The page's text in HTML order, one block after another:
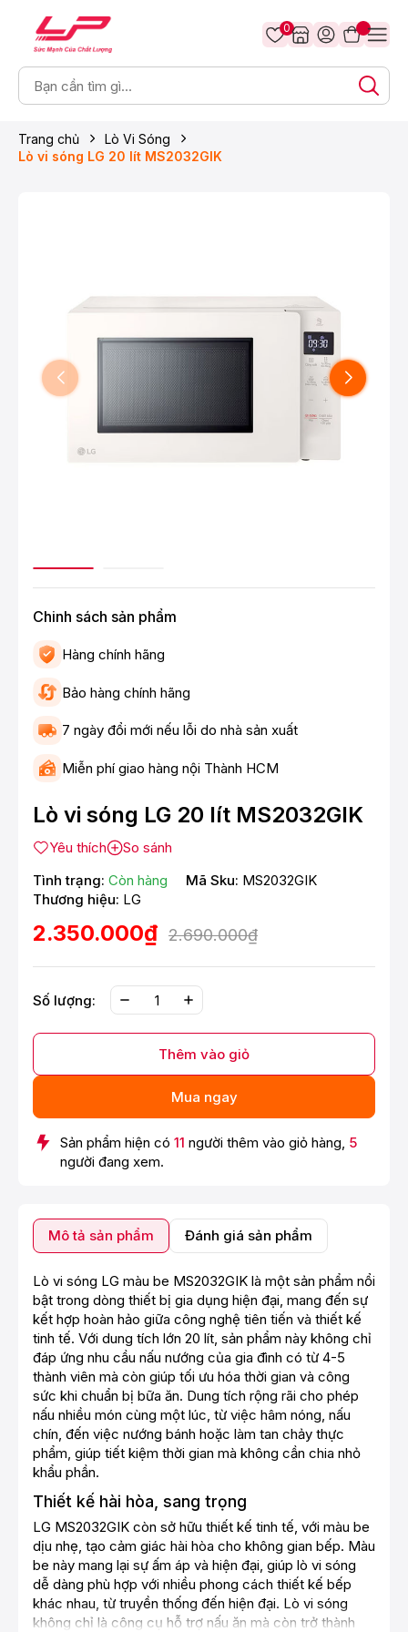
0
Trang chủ
Lò Vi Sóng
Lò vi sóng LG 20 lít MS2032GIK
Chinh sách sản phẩm
Hàng chính hãng
Bảo hàng chính hãng
7 ngày đổi mới nếu lỗi do nhà sản xuất
Miễn phí giao hàng nội Thành HCM
Lò vi sóng LG 20 lít MS2032GIK
Yêu thích
So sánh
Tình trạng: Còn hàng Mã Sku: MS2032GIK
Thương hiệu: LG
2.350.000₫ 2.690.000₫
Số lượng:
Thêm vào giỏ
Mua ngay
Sản phẩm hiện có 11 người thêm vào giỏ hàng, 5
người đang xem.
Mô tả sản phẩm Đánh giá sản phẩm
Lò vi sóng LG màu be MS2032GIK là một sản phẩm nổi
bật trong dòng thiết bị gia dụng hiện đại, mang đến sự
kết hợp hoàn hảo giữa công nghệ tiên tiến và thiết kế
tinh tế. Với dung tích lớn 20 lít, sản phẩm này không chỉ
đáp ứng nhu cầu nấu nướng của gia đình có từ 4-5
thành viên mà còn giúp tối ưu hóa thời gian và công
sức khi chuẩn bị bữa ăn. Dung tích rộng rãi cho phép
nấu nhiều món cùng một lúc, từ việc hâm nóng, nấu
chín, đến việc nướng bánh hoặc làm tan chảy thực
phẩm, giúp tiết kiệm thời gian mà không cần chia nhỏ
khẩu phần.
Thiết kế hài hòa, sang trọng
LG MS2032GIK còn sở hữu thiết kế tinh tế, với màu be
dịu nhẹ, tạo cảm giác hài hòa cho không gian bếp. Màu
be này mang lại sự ấm áp và hiện đại, giúp lò vi sóng
dễ dàng phù hợp với nhiều phong cách thiết kế bếp
khác nhau, từ truyền thống đến hiện đại. Lò vi sóng
không chỉ là công cụ hỗ trợ nấu ăn mà còn trở thành